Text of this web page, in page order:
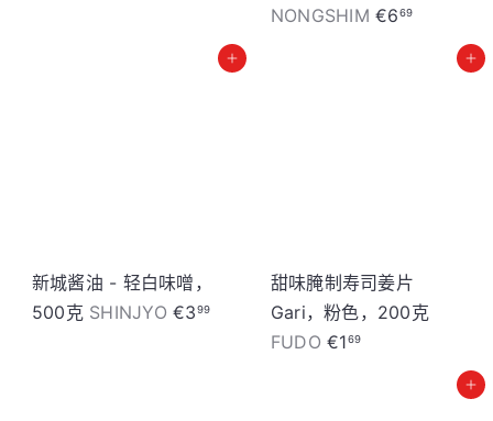
NONGSHIM€669
加入购物车
新城酱油 - 轻白味噌，
500克 SHINJYO€399
加入购物车
甜味腌制寿司姜片
Gari，粉色，200克
FUDO€169
加入购物车